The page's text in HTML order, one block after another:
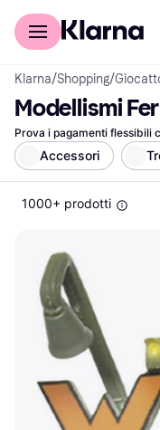
Per il tuo shopping
Klarna/Shopping/
Modellismi
Prova i pagamenti flessibili
Accessori
1000+ prodotti